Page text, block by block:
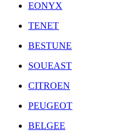
EONYX
TENET
BESTUNE
SOUEAST
CITROEN
PEUGEOT
BELGEE